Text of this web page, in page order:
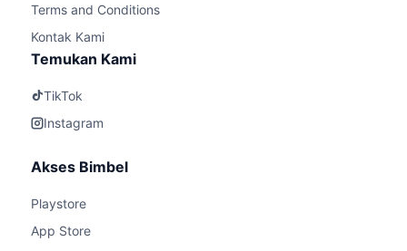
Terms and Conditions
Kontak Kami
Temukan Kami
TikTok
Instagram
Akses Bimbel
Playstore
App Store